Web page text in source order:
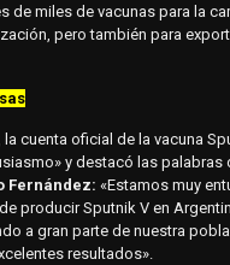
de miles de vacunas para la
pero también para
la cuenta oficial de la vacuna
y destacó las palabras
Fernández: «Estamos muy
producir Sputnik V en
a gran parte de nuestra
resultados».